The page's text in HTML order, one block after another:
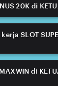
20K di
SLOT
di